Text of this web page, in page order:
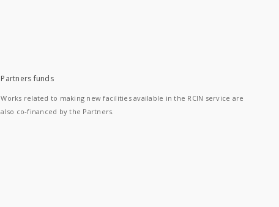
Partners funds
Works related to making new facilities available in the RCIN service are
also co-financed by the Partners.